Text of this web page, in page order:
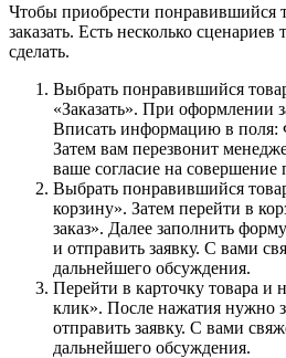
Чтобы приобрести понравившийся
заказать. Есть несколько
сделать.
Выбрать понравившийся
«Заказать». При оформлении
Вписать информацию в
Затем вам перезвонит
ваше согласие на совершение
Выбрать понравившийся
корзину». Затем перейти в
заказ». Далее заполнить
и отправить заявку. С вами
дальнейшего обсуждения.
Перейти в карточку товара и
клик». После нажатия нужно
отправить заявку. С вами
дальнейшего обсуждения.